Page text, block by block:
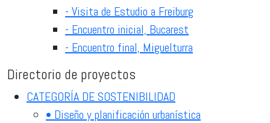
- Visita de Estudio a Freiburg
- Encuentro inicial, Bucarest
- Encuentro final, Miguelturra
Directorio de proyectos
CATEGORÍA DE SOSTENIBILIDAD
• Diseño y planificación urbanística